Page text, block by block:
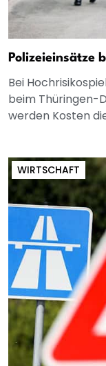
Polizeieinsätze
Bei
beim Thüringen-
werden Kosten
WIRTSCHAFT